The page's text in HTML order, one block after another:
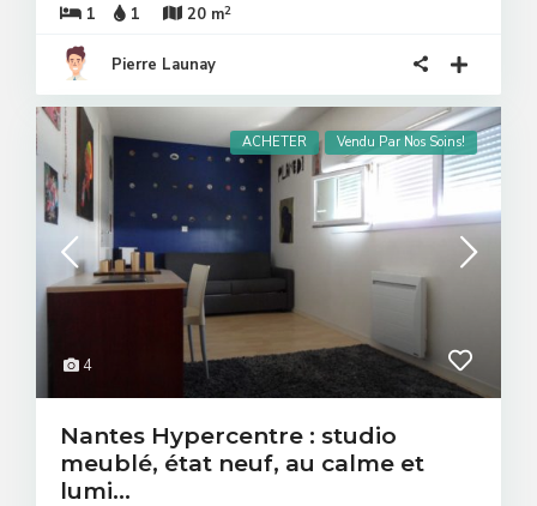
1
1 20 m2
Pierre Launay
4
ACHETER Vendu Par Nos Soins!
Nantes Hypercentre : studio
meublé, état neuf, au calme et
lumi...